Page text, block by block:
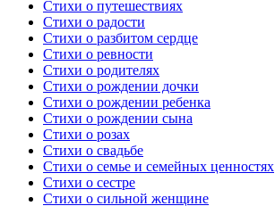
Стихи о путешествиях
Стихи о радости
Стихи о разбитом сердце
Стихи о ревности
Стихи о родителях
Стихи о рождении дочки
Стихи о рождении ребенка
Стихи о рождении сына
Стихи о розах
Стихи о свадьбе
Стихи о семье и семейных ценностях
Стихи о сестре
Стихи о сильной женщине